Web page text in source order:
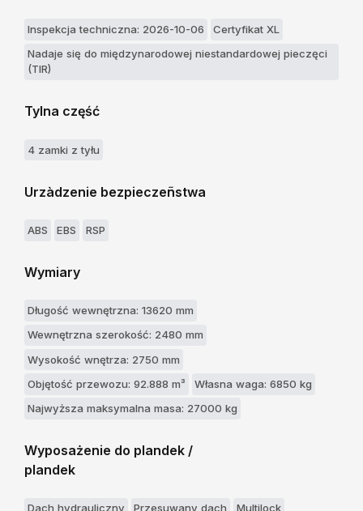
Inspekcja techniczna: 2026-10-06
Certyfikat XL
Nadaje się do międzynarodowej niestandardowej pieczęci
(TIR)
Tylna część
4 zamki z tyłu
Urzàdzenie bezpieczeñstwa
ABS EBS RSP
Wymiary
Długość wewnętrzna: 13620 mm
Wewnętrzna szerokość: 2480 mm
Wysokość wnętrza: 2750 mm
Objętość przewozu: 92.888 m³
Własna waga: 6850 kg
Najwyższa maksymalna masa: 27000 kg
Wyposażenie do plandek /
plandek
Dach hydrauliczny Przesuwany dach Multilock